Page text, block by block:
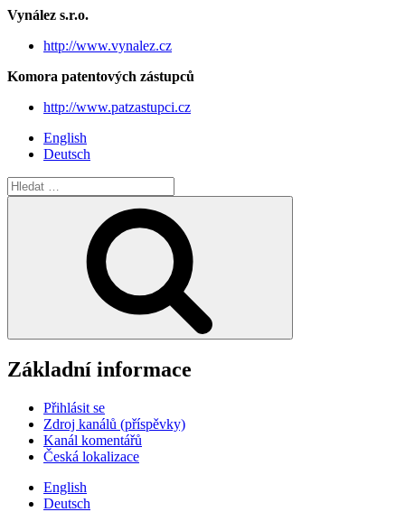
Vynález s.r.o.
http://www.vynalez.cz
Komora patentových zástupců
http://www.patzastupci.cz
English
Deutsch
Hledat:
Základní informace
Přihlásit se
Zdroj kanálů (příspěvky)
Kanál komentářů
Česká lokalizace
English
Deutsch